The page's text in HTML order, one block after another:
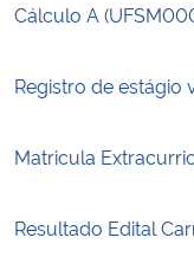
Cálculo A
Registro de estágio
Matricula
Resultado Edital